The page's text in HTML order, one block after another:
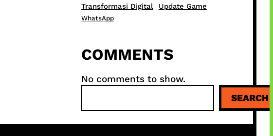
Transformasi Digital Update Game
WhatsApp
COMMENTS
No comments to show.
a
r
SEARCH